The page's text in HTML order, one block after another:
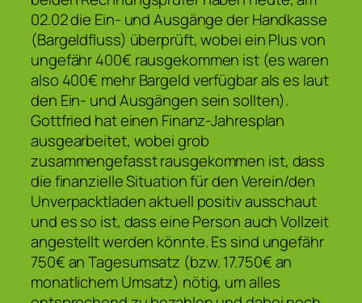
02.02 die Ein- und Ausgänge der Handkasse
(Bargeldfluss) überprüft, wobei ein Plus von
ungefähr 400€ rausgekommen ist (es waren
also 400€ mehr Bargeld verfügbar als es laut
den Ein- und Ausgängen sein sollten).
Gottfried hat einen Finanz-Jahresplan
ausgearbeitet, wobei grob
zusammengefasst rausgekommen ist, dass
die finanzielle Situation für den Verein/den
Unverpacktladen aktuell positiv ausschaut
und es so ist, dass eine Person auch Vollzeit
angestellt werden könnte. Es sind ungefähr
750€ an Tagesumsatz (bzw. 17.750€ an
monatlichem Umsatz) nötig, um alles